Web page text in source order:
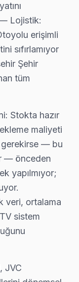
bir bölge.
yaygın
eski yapıların
olan bir
Göre Karar
farklı yaş
fiyatlandırma söz
— Lojistik:
erişimli
sıfırlamıyor
Şehir
tüm
Stokta hazır
maliyeti
— bu
— önceden
yapılmıyor;
veri, ortalama
sistem
JVC